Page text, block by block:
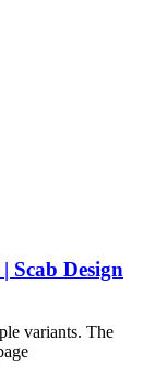
Design
variants. The